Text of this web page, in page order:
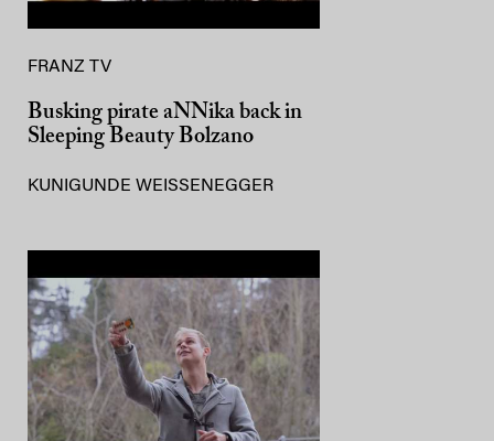
FRANZ TV
Busking pirate aNNika back in
Sleeping Beauty Bolzano
KUNIGUNDE WEISSENEGGER